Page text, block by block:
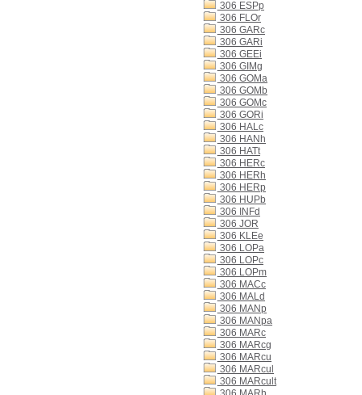
306 ESPp
306 FLOr
306 GARc
306 GARi
306 GEEi
306 GIMg
306 GOMa
306 GOMb
306 GOMc
306 GORi
306 HALc
306 HANh
306 HATt
306 HERc
306 HERh
306 HERp
306 HUPb
306 INFd
306 JOR
306 KLEe
306 LOPa
306 LOPc
306 LOPm
306 MACc
306 MALd
306 MANp
306 MANpa
306 MARc
306 MARcg
306 MARcu
306 MARcul
306 MARcult